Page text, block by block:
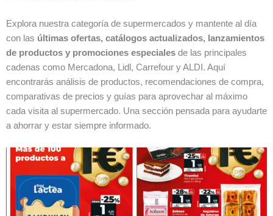
Explora nuestra categoría de supermercados y mantente al día
con las últimas ofertas, catálogos actualizados, lanzamientos
de productos y promociones especiales de las principales
cadenas como Mercadona, Lidl, Carrefour y ALDI. Aquí
encontrarás análisis de productos, recomendaciones de compra,
comparativas de precios y guías para aprovechar al máximo
cada visita al supermercado. Una sección pensada para ayudarte
a ahorrar y estar siempre informado.